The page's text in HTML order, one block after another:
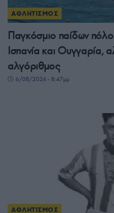
ΑΘΛΗΤΙΣΜΟΣ
Παγκόσμιο παίδων
Ισπανία και Ουγγαρία,
αλγόριθμος
6/08/2026 - 8:47μμ
ΑΘΛΗΤΙΣΜΟΣ